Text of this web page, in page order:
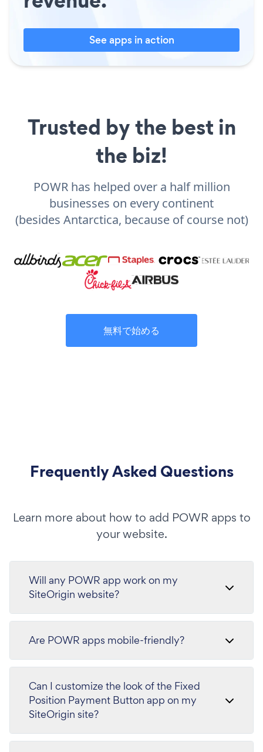
See apps in action
Trusted by the best in
the biz!
POWR has helped over a half million
businesses on every continent
(besides Antarctica, because of course not)
無料で始める
Frequently Asked Questions
Learn more about how to add POWR apps to
your website.
Will any POWR app work on my
SiteOrigin website?
Are POWR apps mobile-friendly?
Can I customize the look of the Fixed
Position Payment Button app on my
SiteOrigin site?